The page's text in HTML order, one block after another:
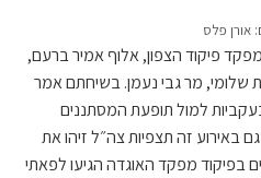
אורן פלס
פיקוד הצפון, אלוף אמיר ברעם,
שלומי, מר גבי נעמן. בשיחתם אמר
למול תופעת המסתננים
באירוע זה תצפיות צה״ל זיהו את
בפיקוד מפקד האוגדה הגיעו לפאתי